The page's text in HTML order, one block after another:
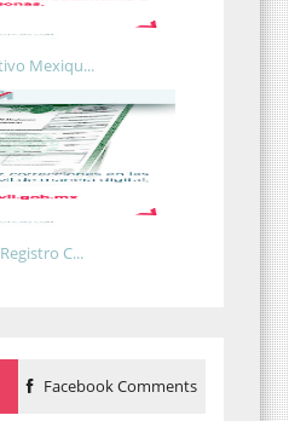
Mexiqu...
C...
Facebook Comments